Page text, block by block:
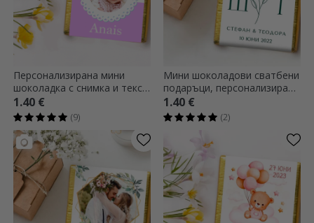
Персонализирана мини
шоколадка с снимка и текст
- подарък за кръщене
1.40 €
(9)
Мини шоколадови сватбени
подаръци, персонализирани
с текст - Elegant
1.40 €
(2)